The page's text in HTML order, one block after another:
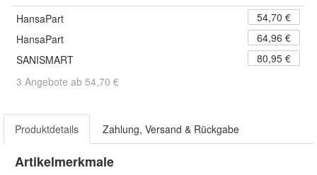
HansaPart
54,70 €
HansaPart
64,96 €
SANISMART
80,95 €
3 Angebote ab 54,70 €
Produktdetails Zahlung, Versand & Rückgabe
Artikelmerkmale